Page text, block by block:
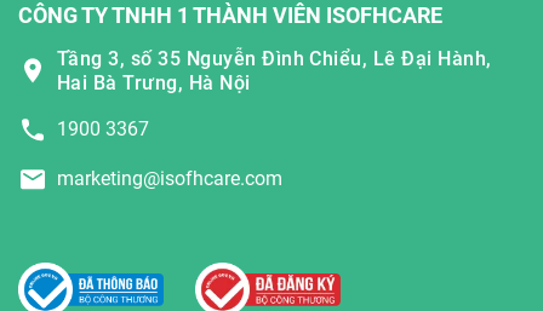
CÔNG TY TNHH 1 THÀNH VIÊN ISOFHCARE
Tầng 3, số 35 Nguyễn Đình Chiểu, Lê Đại Hành,
Hai Bà Trưng, Hà Nội
1900 3367
marketing@isofhcare.com